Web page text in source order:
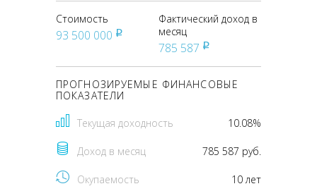
Стоимость
93 500 000 pуб
Фактический доход в
месяц
785 587 pуб
ПРОГНОЗИРУЕМЫЕ ФИНАНСОВЫЕ
ПОКАЗАТЕЛИ
Текущая доходность 10.08%
Доход в месяц 785 587 руб.
Окупаемость 10 лет